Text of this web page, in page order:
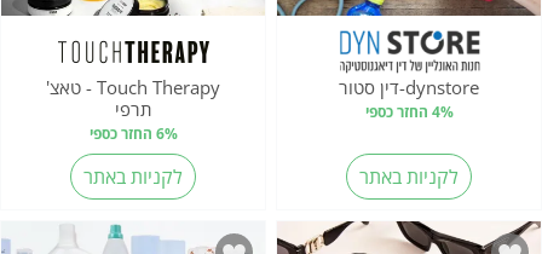
dynstore-דין סטור
4% החזר כספי
לקניות באתר
Touch Therapy - טאצ'
תרפי
6% החזר כספי
לקניות באתר